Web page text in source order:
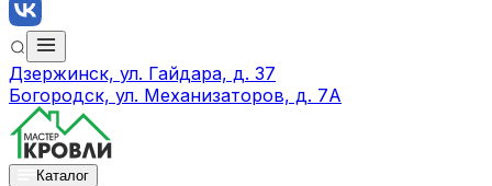
Дзержинск, ул. Гайдара, д. 37
Богородск, ул. Механизаторов, д. 7А
Каталог